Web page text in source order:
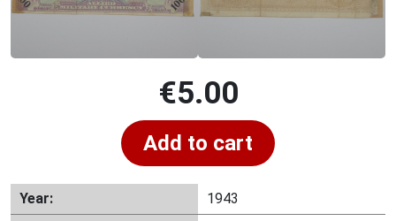
€5.00
Add to cart
Year:
1943